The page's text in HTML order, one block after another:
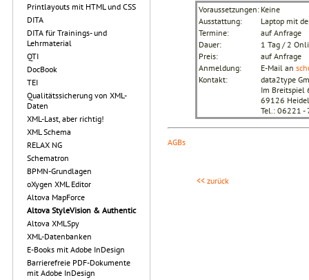
Printlayouts mit HTML und CSS
DITA
DITA für Trainings- und
Lehrmaterial
QTI
DocBook
TEI
Qualitätssicherung von XML-
Daten
XML-Last, aber richtig!
XML Schema
RELAX NG
Schematron
BPMN-Grundlagen
oXygen XML Editor
Altova MapForce
Altova StyleVision & Authentic
Altova XMLSpy
XML-Datenbanken
E-Books mit Adobe InDesign
Barrierefreie PDF-Dokumente
mit Adobe InDesign
Voraussetzungen: Keine
Ausstattung:
Laptop mit
Termine:
auf Anfrage
Dauer:
1 Tag / 2
Preis:
auf Anfrage
Anmeldung:
E-Mail an
Kontakt:
data2type
Im Breitspiel
69126
Tel.: 06221 -
AGBs
<< zurück